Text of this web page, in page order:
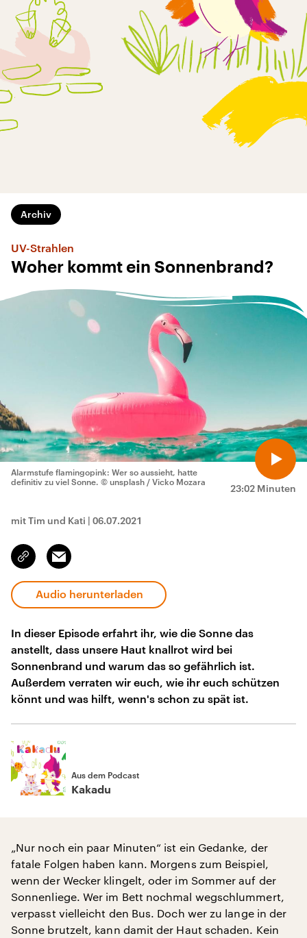
Archiv
UV-Strahlen
Woher kommt ein Sonnenbrand?
23:02 Minuten
Alarmstufe flamingopink: Wer so aussieht, hatte
definitiv zu viel Sonne. © unsplash / Vicko Mozara
mit Tim und Kati | 06.07.2021
Link
kopieren/teilen
Email
Audio herunterladen
In dieser Episode erfahrt ihr, wie die Sonne das
anstellt, dass unsere Haut knallrot wird bei
Sonnenbrand und warum das so gefährlich ist.
Außerdem verraten wir euch, wie ihr euch schützen
könnt und was hilft, wenn's schon zu spät ist.
Aus dem Podcast
Kakadu
„Nur noch ein paar Minuten“ ist ein Gedanke, der
fatale Folgen haben kann. Morgens zum Beispiel,
wenn der Wecker klingelt, oder im Sommer auf der
Sonnenliege. Wer im Bett nochmal wegschlummert,
verpasst vielleicht den Bus. Doch wer zu lange in der
Sonne brutzelt, kann damit der Haut schaden. Kein